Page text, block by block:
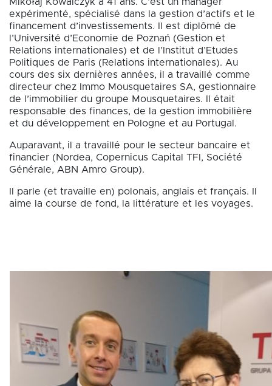
expérimenté, spécialisé dans la gestion d’actifs et le
financement d’investissements. Il est diplômé de
l’Université d’Economie de Poznań (Gestion et
Relations internationales) et de l’Institut d’Etudes
Politiques de Paris (Relations internationales). Au
cours des six dernières années, il a travaillé comme
directeur chez Immo Mousquetaires SA, gestionnaire
de l’immobilier du groupe Mousquetaires. Il était
responsable des finances, de la gestion immobilière
et du développement en Pologne et au Portugal.
Auparavant, il a travaillé pour le secteur bancaire et
financier (Nordea, Copernicus Capital TFI, Société
Générale, ABN Amro Group).
Il parle (et travaille en) polonais, anglais et français. Il
aime la course de fond, la littérature et les voyages.